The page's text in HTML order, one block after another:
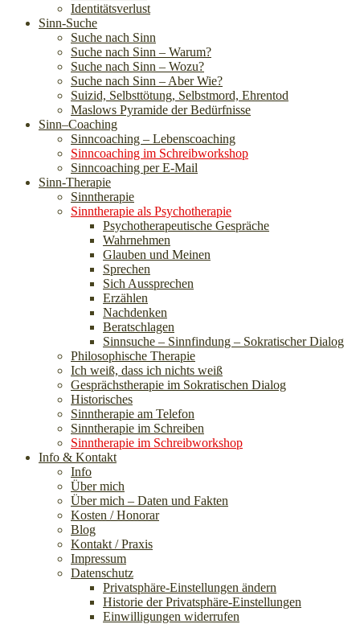
Identitätsverlust
Sinn-Suche
Suche nach Sinn
Suche nach Sinn – Warum?
Suche nach Sinn – Wozu?
Suche nach Sinn – Aber Wie?
Suizid, Selbsttötung, Selbstmord, Ehrentod
Maslows Pyramide der Bedürfnisse
Sinn–Coaching
Sinncoaching – Lebenscoaching
Sinncoaching im Schreibworkshop
Sinncoaching per E-Mail
Sinn-Therapie
Sinntherapie
Sinntherapie als Psychotherapie
Psychotherapeutische Gespräche
Wahrnehmen
Glauben und Meinen
Sprechen
Sich Aussprechen
Erzählen
Nachdenken
Beratschlagen
Sinnsuche – Sinnfindung – Sokratischer Dialog
Philosophische Therapie
Ich weiß, dass ich nichts weiß
Gesprächstherapie im Sokratischen Dialog
Historisches
Sinntherapie am Telefon
Sinntherapie im Schreiben
Sinntherapie im Schreibworkshop
Info & Kontakt
Info
Über mich
Über mich – Daten und Fakten
Kosten / Honorar
Blog
Kontakt / Praxis
Impressum
Datenschutz
Privatsphäre-Einstellungen ändern
Historie der Privatsphäre-Einstellungen
Einwilligungen widerrufen